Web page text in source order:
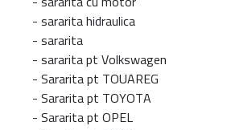
- sararita hidraulica
- sararita
- sararita pt Volkswagen
- Sararita pt TOUAREG
- Sararita pt TOYOTA
- Sararita pt OPEL